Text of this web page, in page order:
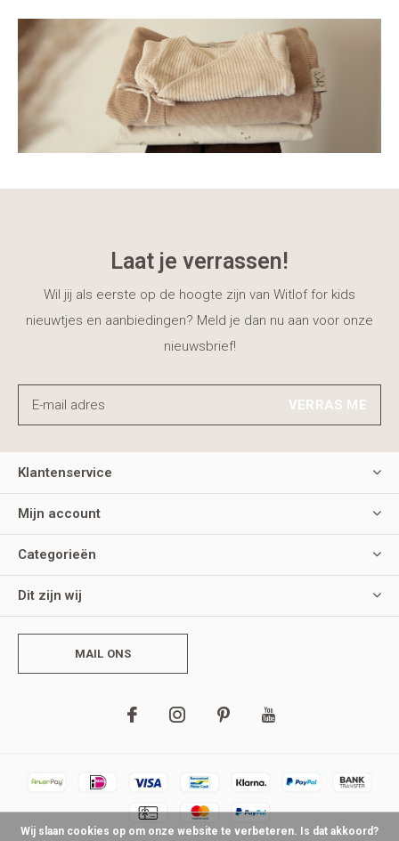
Laat je verrassen!
Wil jij als eerste op de hoogte zijn van Witlof for kids
nieuwtjes en aanbiedingen? Meld je dan nu aan voor onze
nieuwsbrief!
VERRAS ME
Klantenservice
Mijn account
Categorieën
Dit zijn wij
MAIL ONS
Wij slaan cookies op om onze website te verbeteren. Is dat akkoord?